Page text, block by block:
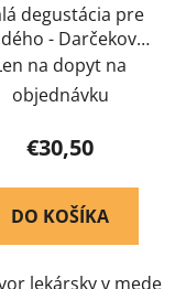
degustácia pre
- Darčeková
sada Pleva
na dopyt na
objednávku
€30,50
DO KOŠÍKA
lekársky v mede